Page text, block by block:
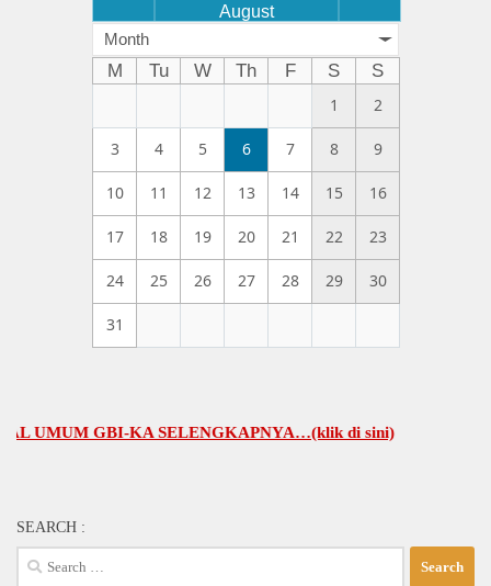
August
Month
M Tu W Th F S
S
1
2
3 4 5 6 7 8 9
10 11 12 13 14 15 16
17 18 19 20 21 22 23
24 25 26 27 28 29 30
31
GBI-KA SELENGKAPNYA…(klik di sini)
SEARCH :
Search